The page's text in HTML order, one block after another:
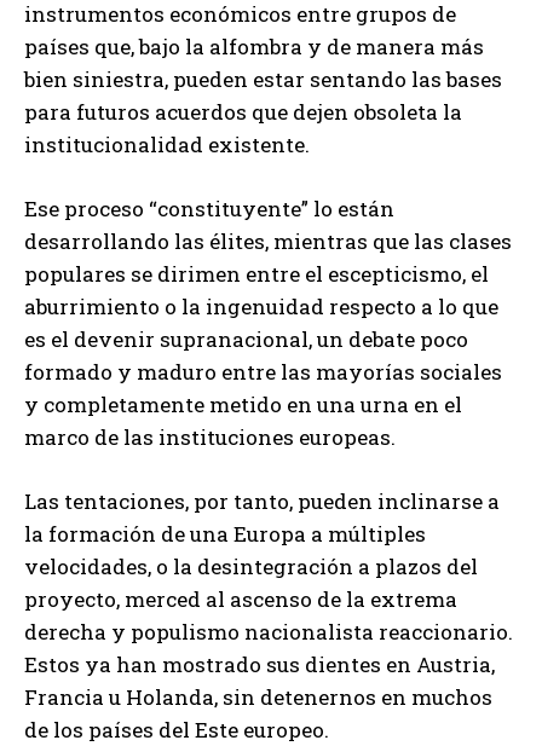
instrumentos económicos entre grupos de
países que, bajo la alfombra y de manera más
bien siniestra, pueden estar sentando las bases
para futuros acuerdos que dejen obsoleta la
institucionalidad existente.
Ese proceso “constituyente” lo están
desarrollando las élites, mientras que las clases
populares se dirimen entre el escepticismo, el
aburrimiento o la ingenuidad respecto a lo que
es el devenir supranacional, un debate poco
formado y maduro entre las mayorías sociales
y completamente metido en una urna en el
marco de las instituciones europeas.
Las tentaciones, por tanto, pueden inclinarse a
la formación de una Europa a múltiples
velocidades, o la desintegración a plazos del
proyecto, merced al ascenso de la extrema
derecha y populismo nacionalista reaccionario.
Estos ya han mostrado sus dientes en Austria,
Francia u Holanda, sin detenernos en muchos
de los países del Este europeo.